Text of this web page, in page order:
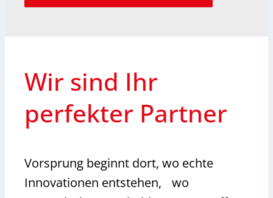
Wir sind Ihr
perfekter Partner
Vorsprung beginnt dort, wo echte
Innovationen entstehen, wo